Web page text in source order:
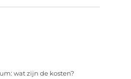
wat zijn de kosten?